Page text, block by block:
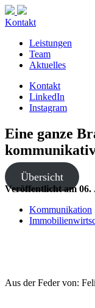
Kontakt
Leistungen
Team
Aktuelles
Kontakt
LinkedIn
Instagram
Eine ganze
Übersicht
Veröffentlicht am 06.
Kommunikation
Aus der Feder von: